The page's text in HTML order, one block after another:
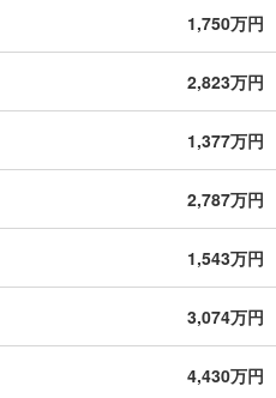
1,750万円
2,823万円
1,377万円
2,787万円
1,543万円
3,074万円
4,430万円